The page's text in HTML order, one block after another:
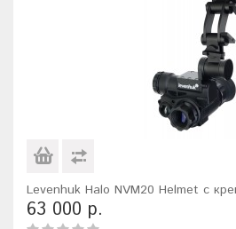
Levenhuk Halo NVM20 Helmet с
63 000 р.